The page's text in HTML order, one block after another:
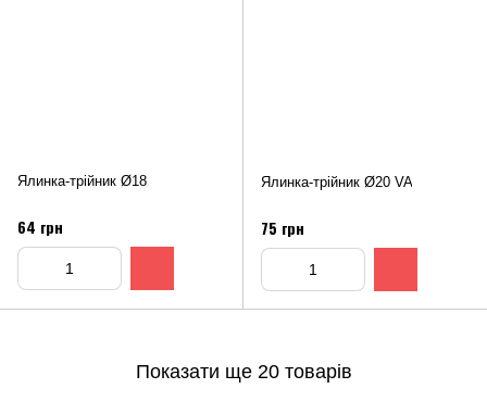
Ялинка-трійник Ø18
64 грн
Ялинка-трійник Ø20 VA
75 грн
Показати ще 20 товарів